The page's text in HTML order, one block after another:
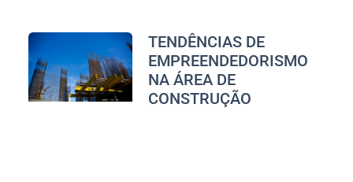
TENDÊNCIAS DE
EMPREENDEDORISMO
NA ÁREA DE
CONSTRUÇÃO